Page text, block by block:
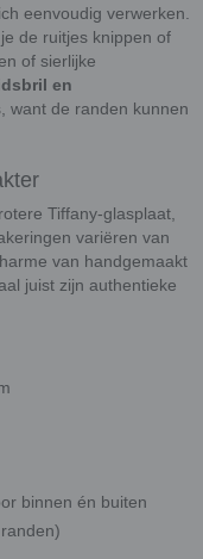
eenvoudig verwerken.
de ruitjes knippen of
of sierlijke
en
want de randen kunnen
Tiffany-glasplaat,
variëren van
van handgemaakt
juist zijn authentieke
binnen én buiten